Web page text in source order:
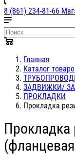
8 (861) 234-81-66
Главная
Каталог
ЗАДВИЖКИ/
ПРОКЛАДКИ
Прокладка
Прокладка